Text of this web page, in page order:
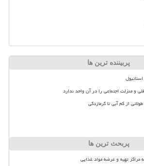
پربیننده ترین ها
و منزلت اجتماعی را در آن واحد ندارد
از کم آبی تا گرمازدگی
پربحث ترین ها
مراکز تهیه و عرضه مواد غذایی